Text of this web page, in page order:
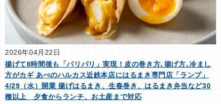
2026年04月22日
揚げて8時間後も「パリパリ」実現！皮の巻き方､揚げ方､冷まし
方がカギ あべのハルカス近鉄本店にはるまき専門店「ランプ」
4/29（水）開業 揚げはるまき、生春巻き、はるまき弁当など30
種以上 夕食からランチ、お土産まで対応